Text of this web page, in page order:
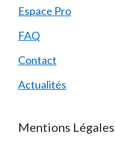
Espace Pro
FAQ
Contact
Actualités
Mentions Légales